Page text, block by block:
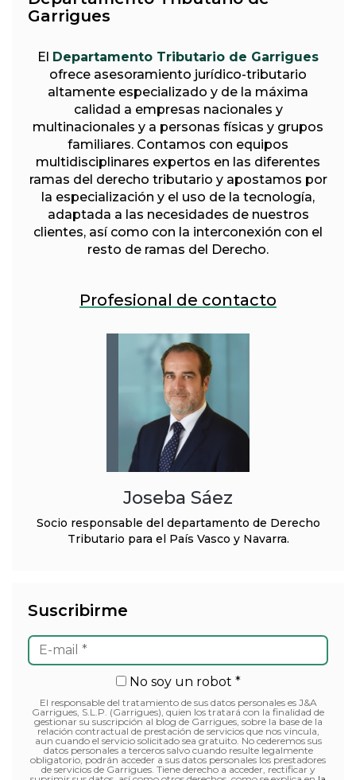
Garrigues
El
Departamento Tributario de Garrigues
ofrece asesoramiento jurídico-tributario
altamente especializado y de la máxima
calidad a empresas nacionales y
multinacionales y a personas físicas y grupos
familiares. Contamos con equipos
multidisciplinares expertos en las diferentes
ramas del derecho tributario y apostamos por
la especialización y el uso de la tecnología,
adaptada a las necesidades de nuestros
clientes, así como con la interconexión con el
resto de ramas del Derecho.
Profesional de contacto
Joseba Sáez
Socio responsable del departamento de Derecho
Tributario para el País Vasco y Navarra.
Suscribirme
No soy un robot *
El responsable del tratamiento de sus datos personales es J&A
Garrigues, S.L.P. (Garrigues), quien los tratará con la finalidad de
gestionar su suscripción al blog de Garrigues, sobre la base de la
relación contractual de prestación de servicios que nos vincula,
aun cuando el servicio solicitado sea gratuito. No cederemos sus
datos personales a terceros salvo cuando resulte legalmente
obligatorio, podrán acceder a sus datos personales los prestadores
de servicios de Garrigues. Tiene derecho a acceder, rectificar y